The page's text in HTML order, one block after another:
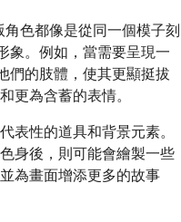
色都像是從同一個模子刻
象。例如，當需要呈現一
們的肢體，使其更顯挺拔
更為含蓄的表情。
表性的道具和背景元素。
身後，則可能會繪製一些
為畫面增添更多的故事